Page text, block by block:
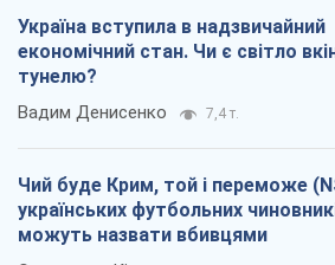
Україна вступила в надзвичайний
економічний стан. Чи є світло
тунелю?
Вадим Денисенко 7,4 т.
Чий буде Крим, той і переможе
українських футбольних
можуть назвати вбивцями